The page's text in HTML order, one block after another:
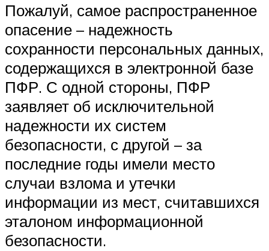
Пожалуй, самое распространенное
опасение – надежность
сохранности персональных данных,
содержащихся в электронной базе
ПФР. С одной стороны, ПФР
заявляет об исключительной
надежности их систем
безопасности, с другой – за
последние годы имели место
случаи взлома и утечки
информации из мест, считавшихся
эталоном информационной
безопасности.